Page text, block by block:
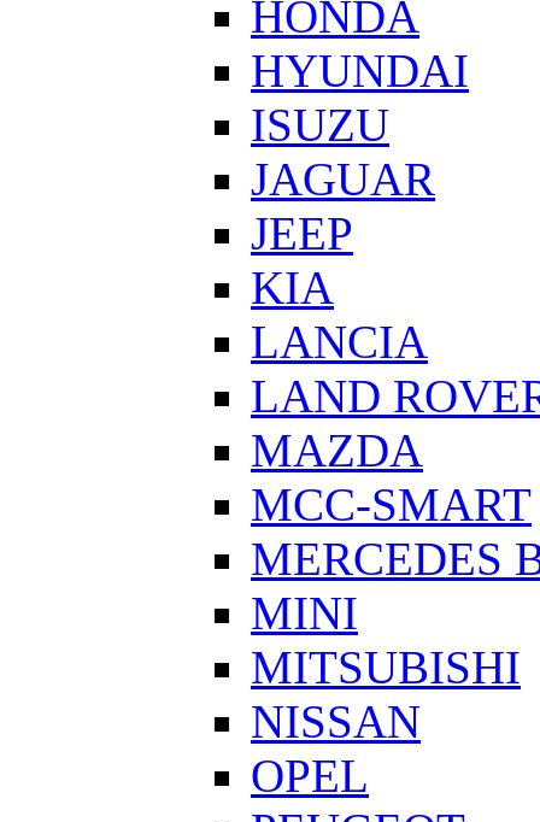
HONDA
HYUNDAI
ISUZU
JAGUAR
JEEP
KIA
LANCIA
LAND
MAZDA
MCC-SMART
MERCEDES
MINI
MITSUBISHI
NISSAN
OPEL